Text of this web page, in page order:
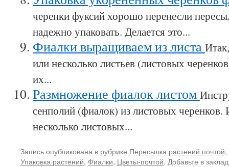
черенки фуксий хорошо перенесли
надежно упаковать. Делается это...
Фиалки выращиваем из листа
или несколько листьев (листовых
их...
Размножение фиалок листом
сенполий (фиалок) из листовых черенков.
несколько листовых...
Запись опубликована в рубрике Пересылка растений почтой,
Упаковка растений, Фиалки, Цветы-почтой. Добавьте в